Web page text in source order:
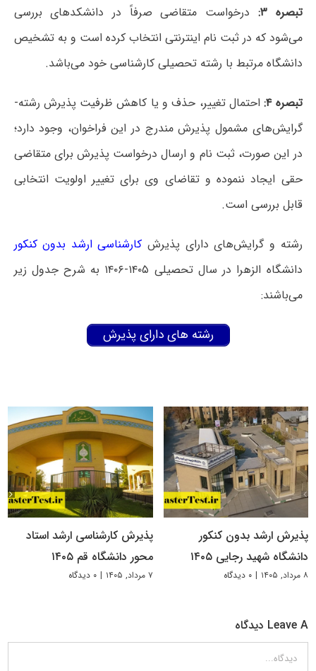
تبصره ۳:
درخواست متقاضی صرفاً در دانشکدهای بررسی
می‌شود که در ثبت نام اینترنتی انتخاب کرده است و به تشخیص
دانشگاه مرتبط با رشته تحصیلی کارشناسی خود می‌باشد.
تبصره ۴: احتمال تغییر، حذف و یا کاهش ظرفیت پذیرش رشته-
گرایش‌های مشمول پذیرش مندرج در این فراخوان، وجود دارد؛
در این صورت، ثبت نام و ارسال درخواست پذیرش برای متقاضی
حقی ایجاد ننموده و تقاضای وی برای تغییر اولویت انتخابی
قابل بررسی است.
رشته و گرایش‌های دارای پذیرش کارشناسی ارشد بدون کنکور
دانشگاه الزهرا در سال تحصیلی ۱۴۰۵-۱۴۰۶ به شرح جدول زیر
می‌باشند:
رشته های دارای پذیرش
پذیرش ارشد بدون کنکور
دانشگاه شهید رجایی ۱۴۰۵
۸ مرداد, ۱۴۰۵ | ۰ دیدگاه
پذیرش کارشناسی ارشد استاد
محور دانشگاه قم ۱۴۰۵
۷ مرداد, ۱۴۰۵ | ۰ دیدگاه
Leave A دیدگاه
دیدگاه